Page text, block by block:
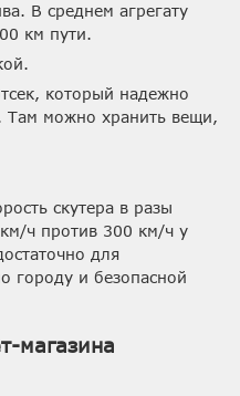
В среднем агрегату
км пути.
который надежно
Там можно хранить вещи,
скутера в разы
ч против 300 км/ч у
для
городу и безопасной
магазина